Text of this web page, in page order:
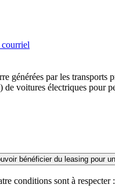
courriel
générées par les
voitures électriques pour
bénéficier du leasing pour
conditions sont à respecter :